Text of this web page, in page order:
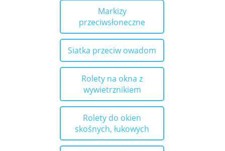
Markizy
przeciwsłoneczne
Siatka przeciw owadom
Rolety na okna z
wywietrznikiem
Rolety do okien
skośnych, łukowych